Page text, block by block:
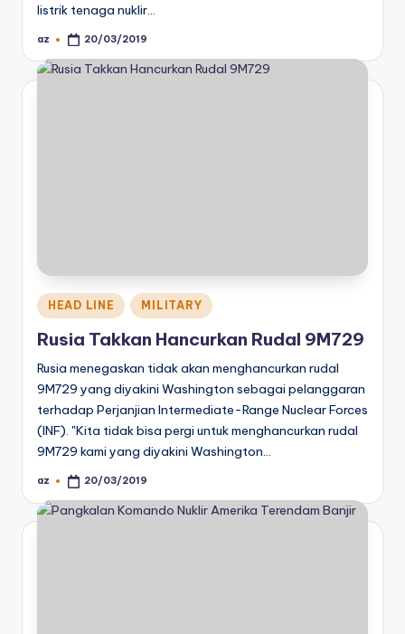
listrik tenaga nuklir…
Posted
az 20/03/2019
Posted
in
HEAD LINE MILITARY
Rusia Takkan Hancurkan Rudal 9M729
Rusia menegaskan tidak akan menghancurkan rudal
9M729 yang diyakini Washington sebagai pelanggaran
terhadap Perjanjian Intermediate-Range Nuclear Forces
(INF). "Kita tidak bisa pergi untuk menghancurkan rudal
9M729 kami yang diyakini Washington…
Posted
az 20/03/2019